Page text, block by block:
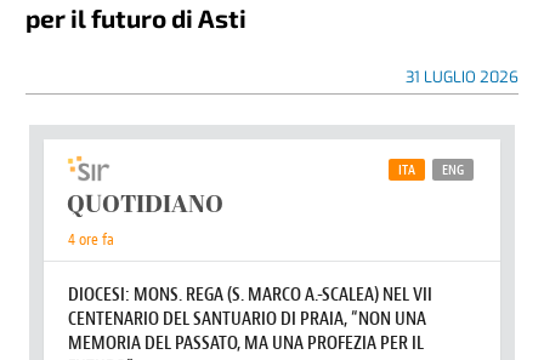
per il futuro di Asti
31 LUGLIO 2026